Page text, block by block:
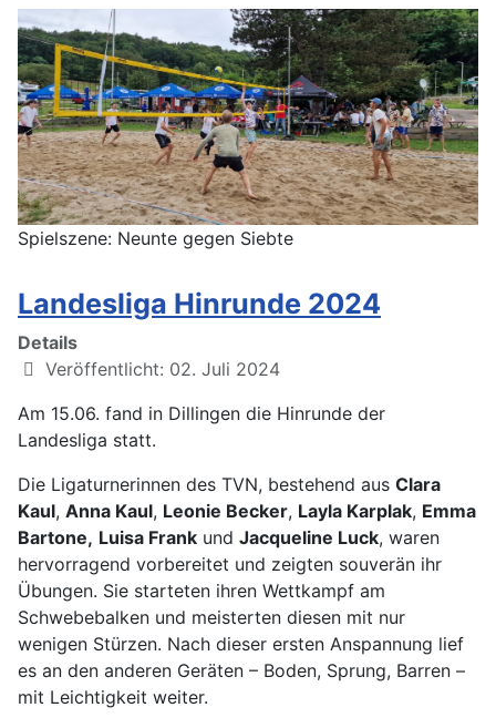
Spielszene: Neunte gegen Siebte
Landesliga Hinrunde 2024
Details
Veröffentlicht: 02. Juli 2024
Am 15.06. fand in Dillingen die Hinrunde der
Landesliga statt.
Die Ligaturnerinnen des TVN, bestehend aus Clara
Kaul, Anna Kaul, Leonie Becker, Layla Karplak, Emma
Bartone, Luisa Frank und Jacqueline Luck, waren
hervorragend vorbereitet und zeigten souverän ihr
Übungen. Sie starteten ihren Wettkampf am
Schwebebalken und meisterten diesen mit nur
wenigen Stürzen. Nach dieser ersten Anspannung lief
es an den anderen Geräten – Boden, Sprung, Barren –
mit Leichtigkeit weiter.